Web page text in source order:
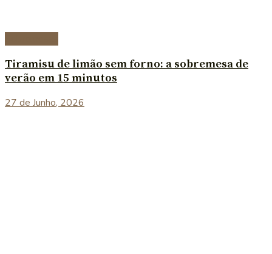
Tiramisu de limão sem forno: a sobremesa de
verão em 15 minutos
27 de Junho, 2026